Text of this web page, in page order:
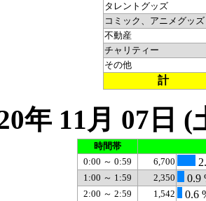
タレントグッズ
コミック、アニメグッズ
不動産
チャリティー
その他
計
年 11月 07日
時間帯
0:00 ～ 0:59
6,700
1:00 ～ 1:59 2,350 0.9
2:00 ～ 2:59 1,542 0.6